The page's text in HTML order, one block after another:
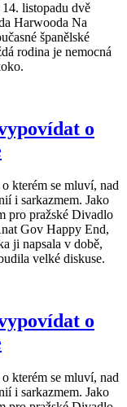
listopadu dvě
Harwooda Na
španělské
rodina je nemocná
o
kterém se mluví, nad
i sarkazmem. Jako
pro pražské Divadlo
Gov Happy End,
ji napsala v době,
velké diskuse.
o
kterém se mluví, nad
i sarkazmem. Jako